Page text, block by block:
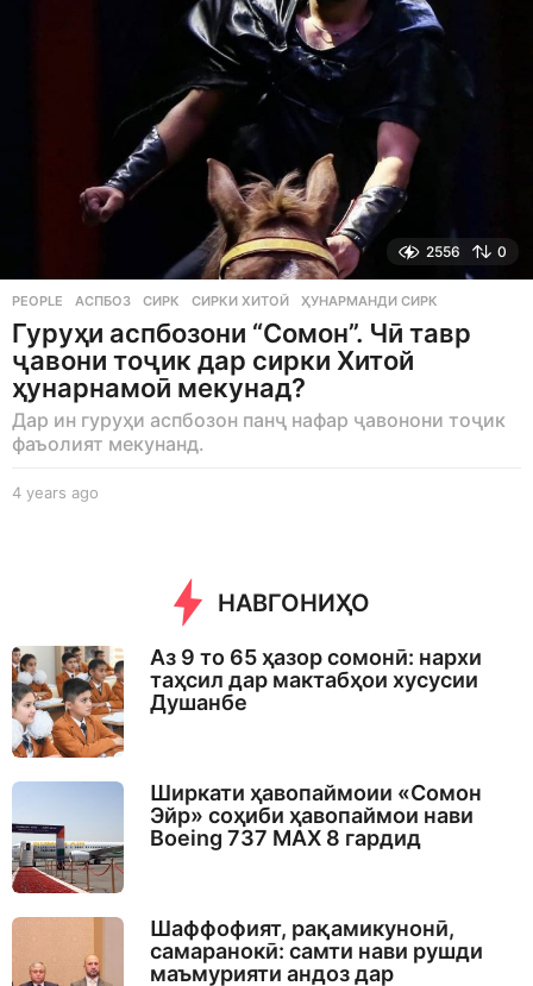
2556 0
PEOPLE АСПБОЗ ,СИРК ,СИРКИ ХИТОЙ ,ҲУНАРМАНДИ СИРК
Гуруҳи аспбозони “Сомон”. Чӣ тавр
ҷавони тоҷик дар сирки Хитой
ҳунарнамоӣ мекунад?
Дар ин гуруҳи аспбозон панҷ нафар ҷавонони тоҷик
фаъолият мекунанд.
4 years ago
g
o
НАВГОНИҲО
Аз 9 то 65 ҳазор сомонӣ: нархи
таҳсил дар мактабҳои хусусии
Душанбе
Ширкати ҳавопаймоии «Сомон
Эйр» соҳиби ҳавопаймои нави
Boeing 737 MAX 8 гардид
Шаффофият, рақамикунонӣ,
самаранокӣ: самти нави рушди
маъмурияти андоз дар